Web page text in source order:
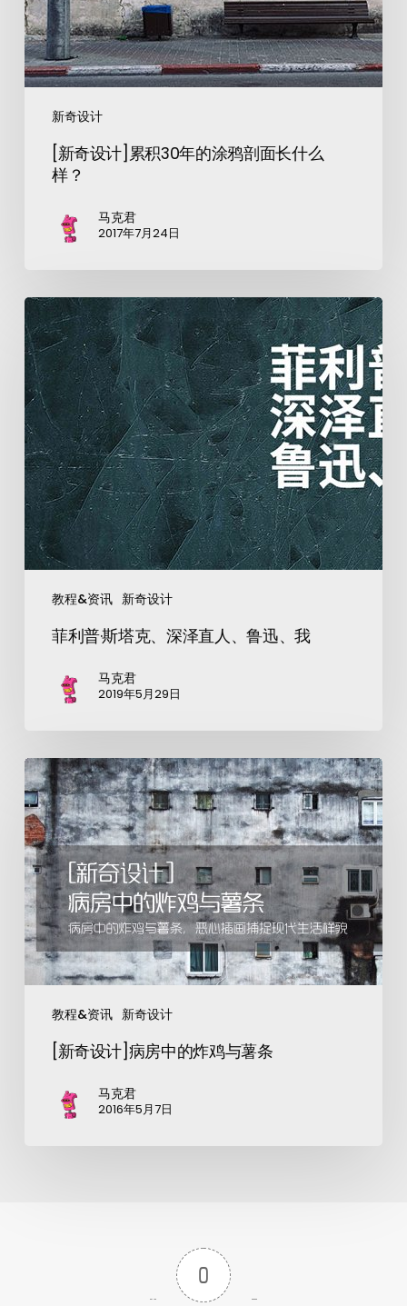
新奇设计
[新奇设计]累积30年的涂鸦剖面长什么
样？
马克君
2017年7月24日
教程&资讯 新奇设计
菲利普·斯塔克、深泽直人、鲁迅、我
马克君
2019年5月29日
教程&资讯 新奇设计
[新奇设计]病房中的炸鸡与薯条
马克君
2016年5月7日
0